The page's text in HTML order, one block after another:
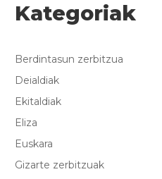
Kategoriak
Berdintasun zerbitzua
Deialdiak
Ekitaldiak
Eliza
Euskara
Gizarte zerbitzuak